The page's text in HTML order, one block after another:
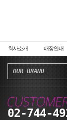
회사소개 매장안내
OUR BRAND
02-744-